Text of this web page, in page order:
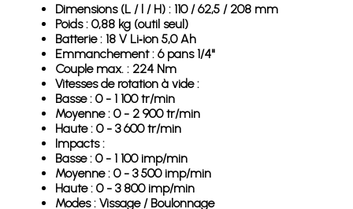
Dimensions (L / l / H) : 110 / 62,5 / 208 mm
Poids : 0,88 kg (outil seul)
Batterie : 18 V Li‑ion 5,0 Ah
Emmanchement : 6 pans 1/4"
Couple max. : 224 Nm
Vitesses de rotation à vide :
Basse : 0 - 1 100 tr/min
Moyenne : 0 - 2 900 tr/min
Haute : 0 - 3 600 tr/min
Impacts :
Basse : 0 - 1 100 imp/min
Moyenne : 0 - 3 500 imp/min
Haute : 0 - 3 800 imp/min
Modes : Vissage / Boulonnage